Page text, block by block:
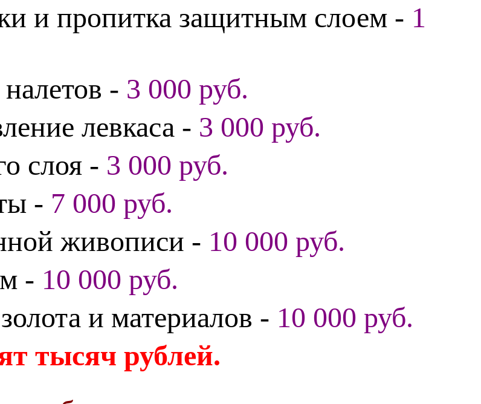
и пропитка защитным слоем - 1
- 3 000 руб.
левкаса - 3 000 руб.
слоя - 3 000 руб.
- 7 000 руб.
живописи - 10 000 руб.
- 10 000 руб.
и материалов - 10 000 руб.
тысяч рублей.